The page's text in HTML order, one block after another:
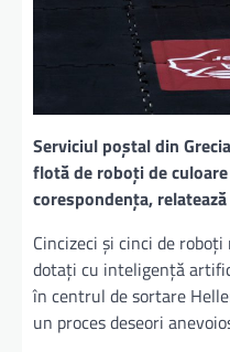
Serviciul poştal din
flotă de roboţi de
corespondenţa,
Cincizeci şi cinci de
dotaţi cu inteligenţă
în centrul de sortare
un proces deseori